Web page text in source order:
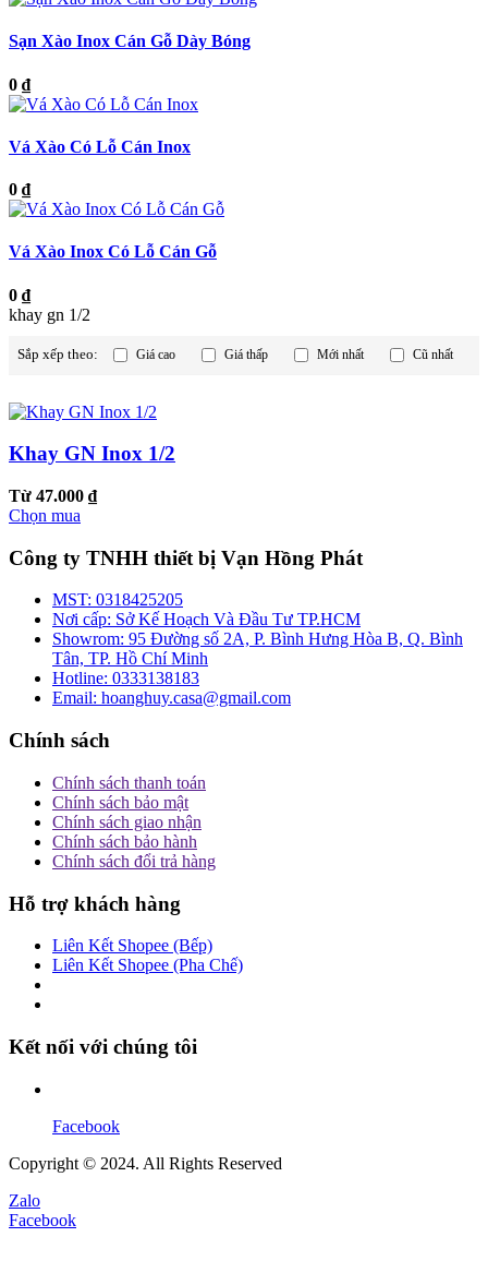
Sạn Xào Inox Cán Gỗ Dày Bóng
0 ₫
Vá Xào Có Lỗ Cán Inox
0 ₫
Vá Xào Inox Có Lỗ Cán Gỗ
0 ₫
khay gn 1/2
Sắp xếp theo: Giá cao Giá thấp Mới nhất Cũ nhất
Khay GN Inox 1/2
Từ 47.000 ₫
Chọn mua
Công ty TNHH thiết bị Vạn Hồng Phát
MST: 0318425205
Nơi cấp: Sở Kế Hoạch Và Đầu Tư TP.HCM
Showrom: 95 Đường số 2A, P. Bình Hưng Hòa B, Q. Bình
Tân, TP. Hồ Chí Minh
Hotline: 0333138183
Email: hoanghuy.casa@gmail.com
Chính sách
Chính sách thanh toán
Chính sách bảo mật
Chính sách giao nhận
Chính sách bảo hành
Chính sách đổi trả hàng
Hỗ trợ khách hàng
Liên Kết Shopee (Bếp)
Liên Kết Shopee (Pha Chế)
Kết nối với chúng tôi
Facebook
Copyright © 2024. All Rights Reserved
Zalo
Facebook